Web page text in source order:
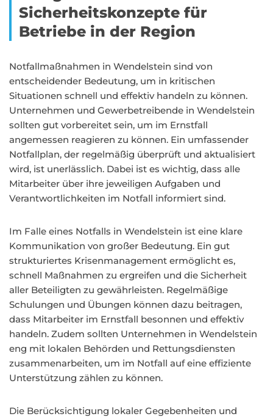
Sicherheitskonzepte für
Betriebe in der Region
Notfallmaßnahmen in Wendelstein sind von
entscheidender Bedeutung, um in kritischen
Situationen schnell und effektiv handeln zu können.
Unternehmen und Gewerbetreibende in Wendelstein
sollten gut vorbereitet sein, um im Ernstfall
angemessen reagieren zu können. Ein umfassender
Notfallplan, der regelmäßig überprüft und aktualisiert
wird, ist unerlässlich. Dabei ist es wichtig, dass alle
Mitarbeiter über ihre jeweiligen Aufgaben und
Verantwortlichkeiten im Notfall informiert sind.
Im Falle eines Notfalls in Wendelstein ist eine klare
Kommunikation von großer Bedeutung. Ein gut
strukturiertes Krisenmanagement ermöglicht es,
schnell Maßnahmen zu ergreifen und die Sicherheit
aller Beteiligten zu gewährleisten. Regelmäßige
Schulungen und Übungen können dazu beitragen,
dass Mitarbeiter im Ernstfall besonnen und effektiv
handeln. Zudem sollten Unternehmen in Wendelstein
eng mit lokalen Behörden und Rettungsdiensten
zusammenarbeiten, um im Notfall auf eine effiziente
Unterstützung zählen zu können.
Die Berücksichtigung lokaler Gegebenheiten und